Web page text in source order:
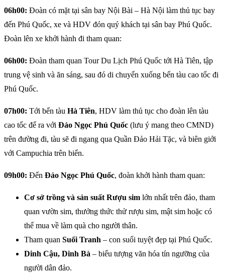
06h00: Đoàn có mặt tại sân bay Nội Bài – Hà Nội làm thủ tục bay
đến Phú Quốc, xe và HDV đón quý khách tại sân bay Phú Quốc.
Đoàn lên xe khởi hành đi tham quan:
06h00: Đoàn tham quan Tour Du Lịch Phú Quốc tới Hà Tiên, tập
trung vệ sinh và ăn sáng, sau đó di chuyển xuống bến tàu cao tốc đi
Phú Quốc.
07h00: Tới bến tàu Hà Tiên, HDV làm thủ tục cho đoàn lên tàu
cao tốc để ra với Đảo Ngọc Phú Quốc (lưu ý mang theo CMND)
trên đường đi, tàu sẽ đi ngang qua Quần Đảo Hải Tặc, và biên giới
với Campuchia trên biển.
09h00: Đến Đảo Ngọc Phú Quốc, đoàn khởi hành tham quan:
Cơ sở trồng và sản suất Rượu sim lớn nhất trên đảo, tham
quan vườn sim, thưởng thức thử rượu sim, mật sim hoặc có
thể mua về làm quà cho người thân.
Tham quan Suối Tranh – con suối tuyệt đẹp tại Phú Quốc.
Dinh Cậu, Dinh Bà – biểu tượng văn hóa tín ngưỡng của
người dân đảo.